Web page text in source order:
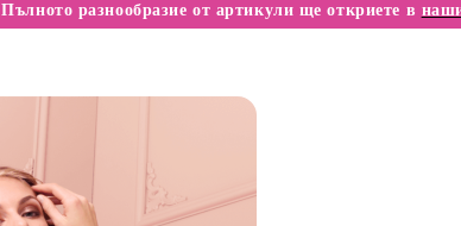
Пълното разнообразие от артикули ще откриете в